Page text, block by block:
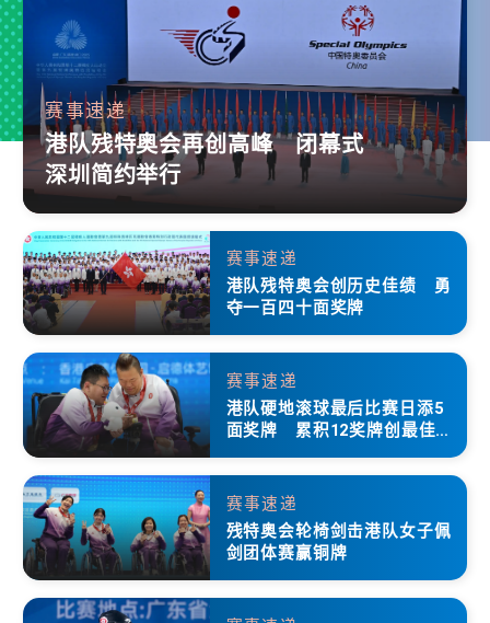
赛事速递
港队残特奥会再创高峰 闭幕式
深圳简约举行
赛事速递
港队残特奥会创历史佳绩 勇
夺一百四十面奖牌
赛事速递
港队硬地滚球最后比赛日添5
面奖牌 累积12奖牌创最佳成
赛事速递
残特奥会轮椅剑击港队女子佩
剑团体赛赢铜牌